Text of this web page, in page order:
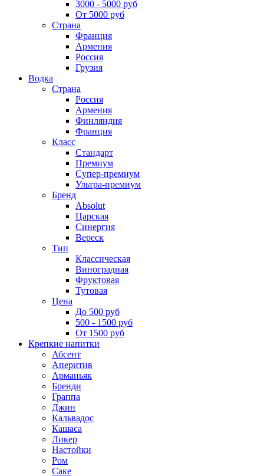
3000 - 5000 руб
От 5000 руб
Страна
Франция
Армения
Россия
Грузия
Водка
Страна
Россия
Армения
Финляндия
Франция
Класс
Стандарт
Премиум
Супер-премиум
Ультра-премиум
Бренд
Absolut
Царская
Синергия
Вереск
Тип
Классическая
Виноградная
Фруктовая
Тутовая
Цена
До 500 руб
500 - 1500 руб
От 1500 руб
Крепкие напитки
Абсент
Аперитив
Арманьяк
Бренди
Граппа
Джин
Кальвадос
Кашаса
Ликер
Настойки
Ром
Саке